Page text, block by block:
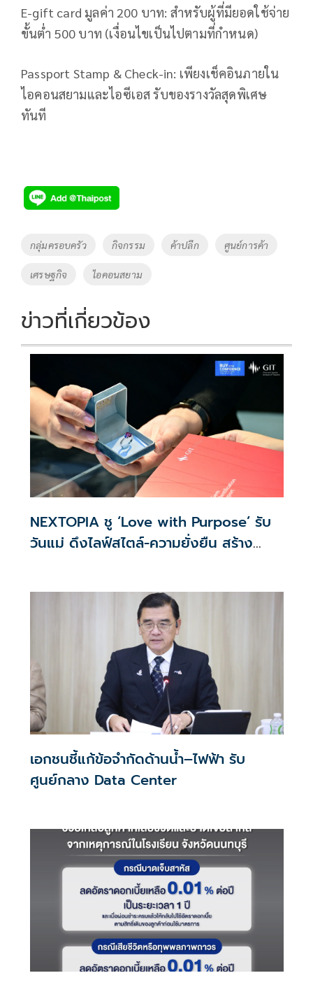
E-gift card มูลค่า 200 บาท: สำหรับผู้ที่มียอดใช้จ่าย
ขั้นต่ำ 500 บาท (เงื่อนไขเป็นไปตามที่กำหนด)
Passport Stamp & Check-in: เพียงเช็คอินภายใน
ไอคอนสยามและไอซีเอส รับของรางวัลสุดพิเศษ
ทันที
Tags
กลุ่มครอบครัว กิจกรรม ค้าปลีก ศูนย์การค้า
เศรษฐกิจ ไอคอนสยาม
ข่าวที่เกี่ยวข้อง
NEXTOPIA ชู ‘Love with Purpose’ รับ
วันแม่ ดึงไลฟ์สไตล์-ความยั่งยืน สร้าง
เอกชนชี้แก้ข้อจำกัดด้านน้ำ–ไฟฟ้า รับ
ศูนย์กลาง Data Center